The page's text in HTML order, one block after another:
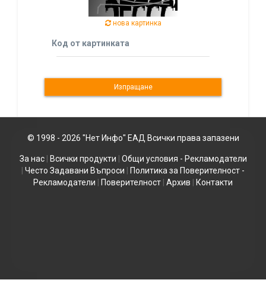
нова картинка
Код от картинката
© 1998 - 2026 "Нет Инфо" ЕАД Всички права запазени
За нас| Всички продукти
Общи условия - Рекламодатели
Често Задавани Въпроси
Политика за Поверителност -
Рекламодатели
Поверителност Архив Контакти